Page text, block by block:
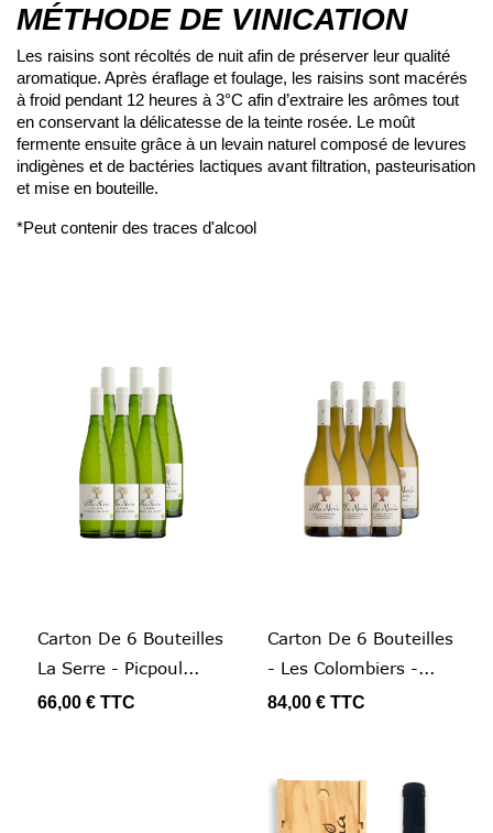
MÉTHODE DE VINICATION
Les raisins sont récoltés de nuit afin de préserver leur qualité
aromatique. Après éraflage et foulage, les raisins sont macérés
à froid pendant 12 heures à 3°C afin d’extraire les arômes tout
en conservant la délicatesse de la teinte rosée. Le moût
fermente ensuite grâce à un levain naturel composé de levures
indigènes et de bactéries lactiques avant filtration, pasteurisation
et mise en bouteille.
*Peut contenir des traces d'alcool
Carton De 6 Bouteilles
La Serre - Picpoul...
66,00 € TTC
Carton De 6 Bouteilles
- Les Colombiers -...
84,00 € TTC